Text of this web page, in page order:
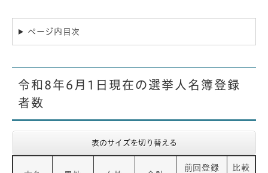
ページ内目次
令和8年6月1日現在の選挙人名簿登録
者数
表のサイズを切り替える
前回登録
比較